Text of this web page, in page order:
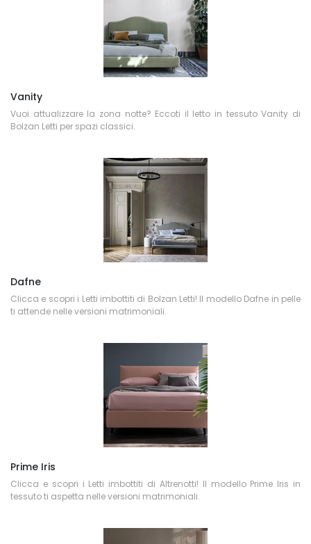
Vanity
Vuoi attualizzare la zona notte? Eccoti il letto in tessuto Vanity di
Bolzan Letti per spazi classici.
Dafne
Clicca e scopri i Letti imbottiti di Bolzan Letti! Il modello Dafne in pelle
ti attende nelle versioni matrimoniali.
Prime Iris
Clicca e scopri i Letti imbottiti di Altrenotti! Il modello Prime Iris in
tessuto ti aspetta nelle versioni matrimoniali.